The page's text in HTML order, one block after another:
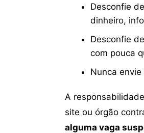
Desconfie
dinheiro,
Desconfie
com pouca
Nunca
A
site ou órgão
alguma vaga